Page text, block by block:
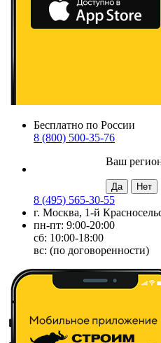
Бесплатно по России
8 (800) 500-35-76
Ваш
8 (495) 565-30-55
г. Москва, 1-й
пн-пт: 9:00-20:00
сб: 10:00-18:00
вс: (по договоренности)